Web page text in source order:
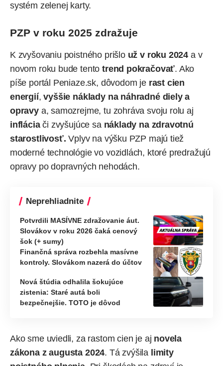
systém zelenej karty.
PZP v roku 2025 zdražuje
K zvyšovaniu poistného prišlo už v roku 2024 a v
novom roku bude tentotrend pokračovať. Ako
píše portál Peniaze.sk, dôvodom je rast cien
energií,vyššie náklady na náhradné diely a
opravya, samozrejme, tu zohráva svoju rolu aj
infláciači zvyšujúce sa náklady na zdravotnú
starostlivosť. Vplyv na výšku PZP majú tiež
moderné technológie vo vozidlách, ktoré predražujú
opravy po dopravných nehodách.
Neprehliadnite
Potvrdili MASÍVNE zdražovanie áut.
Slovákov v roku 2026 čaká cenový
šok (+ sumy)
Finančná správa rozbehla masívne
kontroly. Slovákom nazerá do účtov
Nová štúdia odhalila šokujúce
zistenia: Staré autá boli
bezpečnejšie. TOTO je dôvod
Ako sme uviedli, za rastom cien je aj novela
zákona z augusta 2024. Tá zvýšila limity